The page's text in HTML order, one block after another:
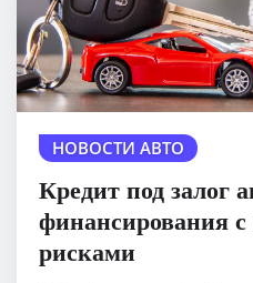
НОВОСТИ АВТО
Кредит под залог
финансирования
рисками